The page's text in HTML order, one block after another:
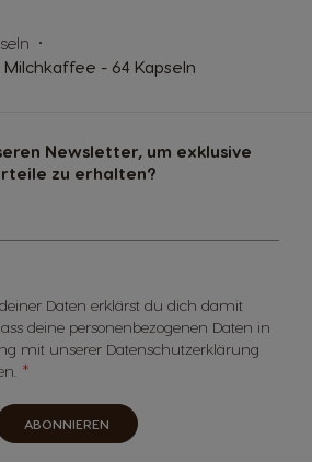
Newsletter, um exklusive
zu erhalten?
Daten erklärst du dich damit
deine personenbezogenen Daten in
mit unserer Datenschutzerklärung
ABONNIEREN
- 64 Kapseln